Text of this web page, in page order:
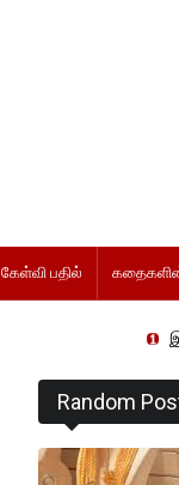
கேள்வி பதில்
இன்று வேளாண்
Random